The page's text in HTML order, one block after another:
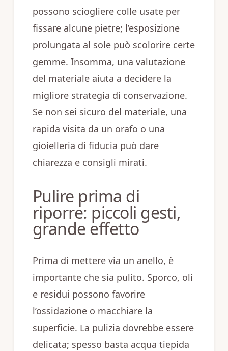
possono sciogliere colle usate per
fissare alcune pietre; l’esposizione
prolungata al sole può scolorire certe
gemme. Insomma, una valutazione
del materiale aiuta a decidere la
migliore strategia di conservazione.
Se non sei sicuro del materiale, una
rapida visita da un orafo o una
gioielleria di fiducia può dare
chiarezza e consigli mirati.
Pulire prima di
riporre: piccoli gesti,
grande effetto
Prima di mettere via un anello, è
importante che sia pulito. Sporco, oli
e residui possono favorire
l’ossidazione o macchiare la
superficie. La pulizia dovrebbe essere
delicata; spesso basta acqua tiepida